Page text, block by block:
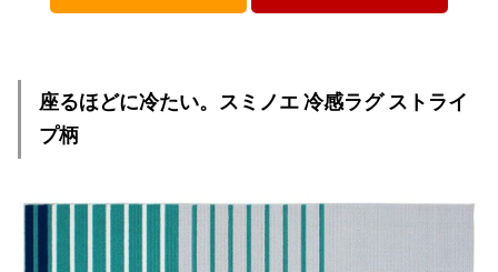
座るほどに冷たい。スミノエ 冷感ラグ ストライ
プ柄